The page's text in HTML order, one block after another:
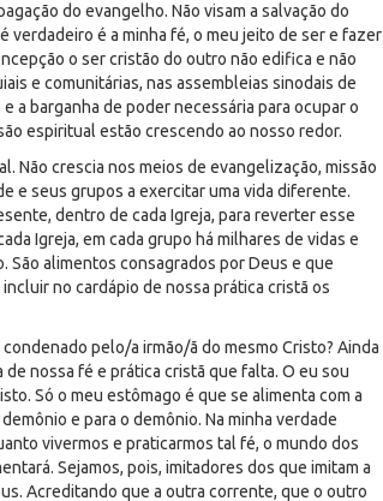
do evangelho. Não visam a salvação do
verdadeiro é a minha fé, o meu jeito de ser e fazer
o ser cristão do outro não edifica e não
e comunitárias, nas assembleias sinodais de
a barganha de poder necessária para ocupar o
espiritual estão crescendo ao nosso redor.
Não crescia nos meios de evangelização, missão
e seus grupos a exercitar uma vida diferente.
dentro de cada Igreja, para reverter esse
Igreja, em cada grupo há milhares de vidas e
São alimentos consagrados por Deus e que
no cardápio de nossa prática cristã os
pelo/a irmão/ã do mesmo Cristo? Ainda
nossa fé e prática cristã que falta. O eu sou
Só o meu estômago é que se alimenta com a
e para o demônio. Na minha verdade
vivermos e praticarmos tal fé, o mundo dos
Sejamos, pois, imitadores dos que imitam a
Acreditando que a outra corrente, que o outro